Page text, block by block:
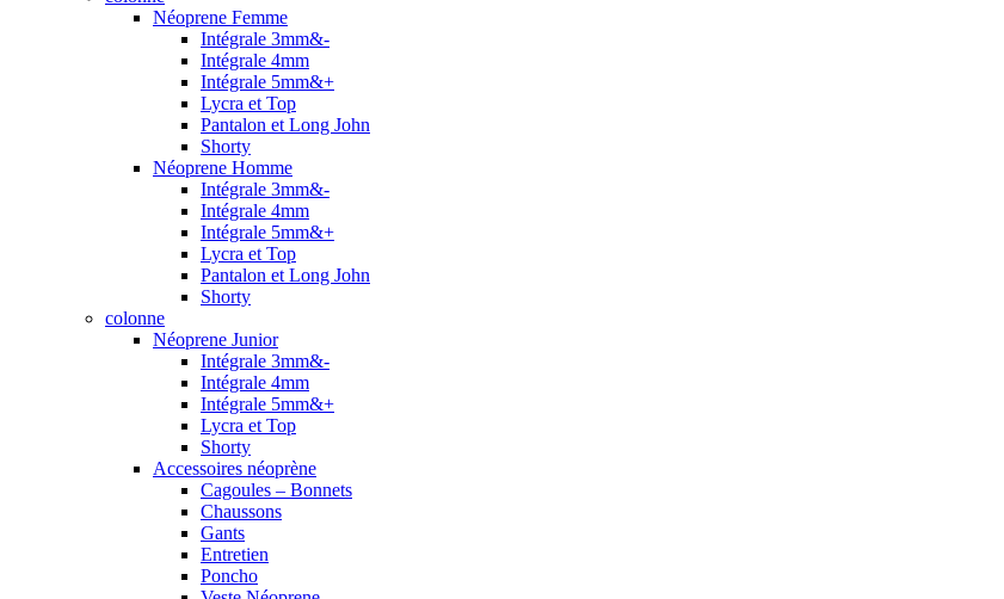
Néoprene Femme
Intégrale 3mm&-
Intégrale 4mm
Intégrale 5mm&+
Lycra et Top
Pantalon et Long John
Shorty
Néoprene Homme
Intégrale 3mm&-
Intégrale 4mm
Intégrale 5mm&+
Lycra et Top
Pantalon et Long John
Shorty
colonne
Néoprene Junior
Intégrale 3mm&-
Intégrale 4mm
Intégrale 5mm&+
Lycra et Top
Shorty
Accessoires néoprène
Cagoules – Bonnets
Chaussons
Gants
Entretien
Poncho